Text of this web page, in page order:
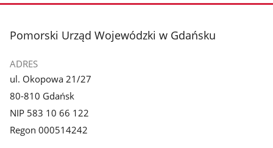
stopka
Pomorski Urząd Wojewódzki w Gdańsku
ADRES
ul. Okopowa 21/27
80-810 Gdańsk
NIP 583 10 66 122
Regon 000514242